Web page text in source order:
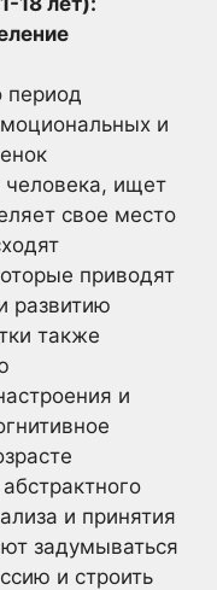
период
и
человека, ищет
свое место
приводят
развитию
также
и
и принятия
задумываться
и строить